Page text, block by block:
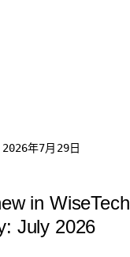
2026年7月29日
in WiseTech
July 2026